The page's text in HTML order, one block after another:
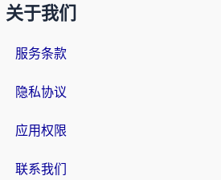
关于我们
服务条款
隐私协议
应用权限
联系我们